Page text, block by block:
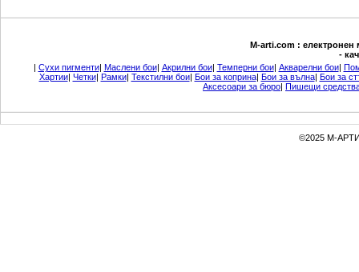
М-arti.com : електронен
-
| Сухи пигменти| Маслени бои| Акрилни бои| Темперни бои| Акварелни бои|
Хартии| Четки| Рамки| Текстилни бои| Бои за коприна| Бои за вълна| Бои за
Аксесоари за бюро| Пишещи
©2025 М-